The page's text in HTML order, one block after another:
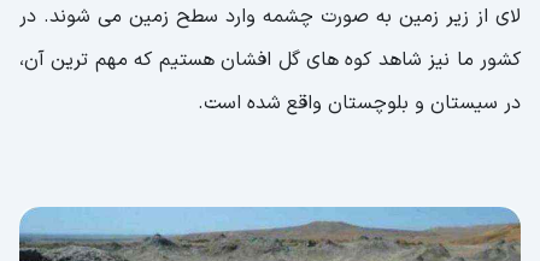
لای از زیر زمین به صورت چشمه وارد سطح زمین می شوند. در
کشور ما نیز شاهد کوه های گل افشان هستیم که مهم ترین آن،
در سیستان و بلوچستان واقع شده است.